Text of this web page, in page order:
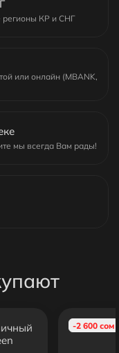
регионы КР и СНГ
или онлайн (MBANK,
мы всегда Вам рады!
-2 600 сом